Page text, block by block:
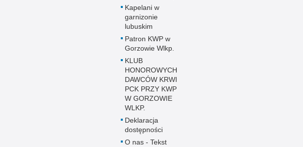
Kapelani w
garnizonie
lubuskim
Patron KWP w
Gorzowie Wlkp.
KLUB
HONOROWYCH
DAWCÓW KRWI
PCK PRZY KWP
W GORZOWIE
WLKP.
Deklaracja
dostępności
O nas - Tekst